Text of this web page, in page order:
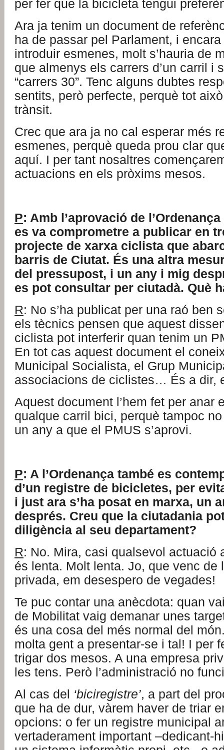
per fer que la bicicleta tengui
Ara ja tenim un document de
ha de passar pel Parlament, i encara
introduir esmenes, molt s’hauria de
que almenys els carrers d’un carril i
“carrers 30”. Tenc alguns dubtes
sentits, però perfecte, perquè tot
trànsit.
Crec que ara ja no cal esperar més
esmenes, perquè queda prou clar
aquí. I per tant nosaltres
actuacions en els pròxims mesos.
P: Amb l’aprovació de
es va comprometre a publicar en
projecte de xarxa ciclista que
barris de Ciutat. És una altra
del pressupost, i un any i mig
es pot consultar per ciutadà. Què
R: No s’ha publicat per una raó ben
els tècnics pensen que aquest
ciclista pot interferir quan tenim un
En tot cas aquest document el
Municipal Socialista, el Grup
associacions de ciclistes… És a dir,
Aquest document l’hem fet per anar
qualque carril bici, perquè tampoc
un any a que el PMUS s’aprovi.
P: A l’Ordenança també es
d’un registre de bicicletes, per
i just ara s’ha posat en marxa, un
després. Creu que la ciutadania
diligència al seu departament?
R: No. Mira, casi qualsevol actuació
és lenta. Molt lenta. Jo, que venc de
privada, em desespero de vegades!
Te puc contar una anècdota: quan
de Mobilitat vaig demanar unes
és una cosa del més normal del
molta gent a presentar-se i tal! I per
trigar dos mesos. A una empresa
les tens. Però l’administració no
Al cas del ‘biciregistre’, a part del
que ha de dur, vàrem haver de triar
opcions: o fer un registre municipal
vertaderament important –dedicant-